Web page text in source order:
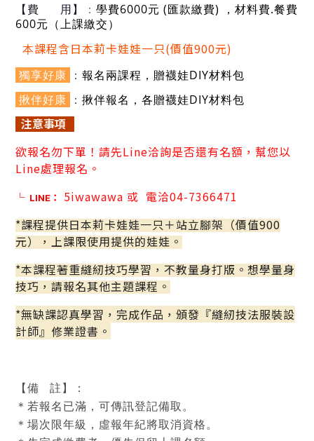
【費 用】 ： 學費6000元 (匯款繳費) ， 材料費.餐費
600元（上課繳交）
本課程含日本莉卡娃娃一只(價值900元)
獨享好康 ： 報名兩課程， 贈襪娃DIY材料包
揪伴好康 ： 揪伴報名，各贈襪娃DIY材料包
注意事項
欲報名勿下單！請先Line洽詢是否還有名額，幫您以
Line處理報名。
└ LINE： 5iwawawa 或 電洽04-7366471
*課程提供日本莉卡娃娃一只＋站立腳架（價值900
元），上課限使用提供的娃娃。
*本課程著重縫紉技巧學習，不教量身打版。想學量身
技巧，請報名其他主題課程。
*無缺課認真學習，完成作品，頒發『縫紉技法服裝設
計師』修業證書。
【備
註】：
＊若報名已滿，可傳訊登記備取。
＊場次限年級，虛報年紀將取消資格。